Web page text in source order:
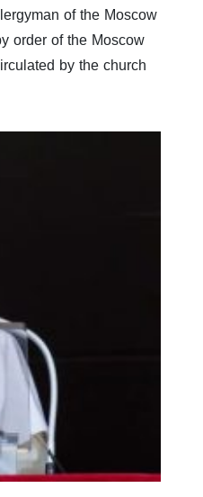
of the Moscow
order of the Moscow
by the church